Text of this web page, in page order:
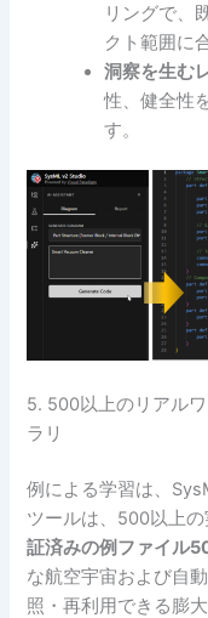
リングで、
クト範囲に
洞察を生む
性、健全性
す。
5. 500以上のリアル
ラリ
例による学習は、
ツールは、500以上
証済みの例ファイル
な航空宇宙および自
照・再利用できる膨